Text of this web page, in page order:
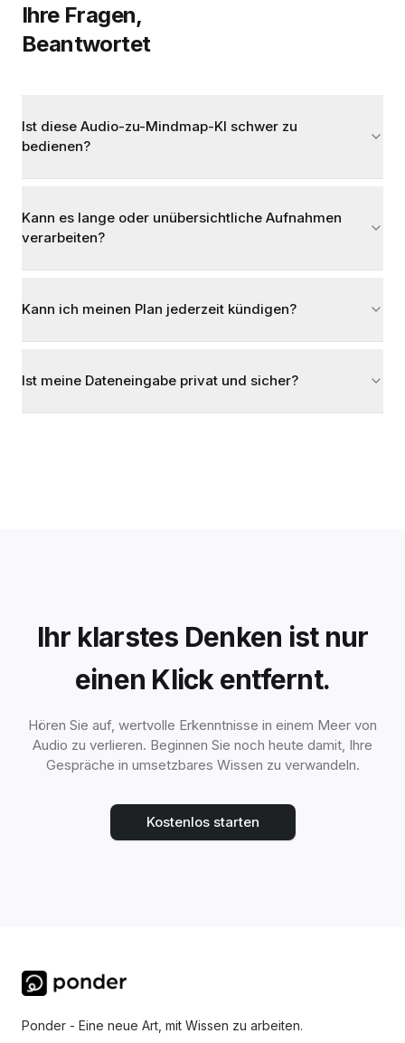
Ihre Fragen,
Beantwortet
Ist diese Audio-zu-Mindmap-KI schwer zu
bedienen?
Kann es lange oder unübersichtliche Aufnahmen
verarbeiten?
Kann ich meinen Plan jederzeit kündigen?
Ist meine Dateneingabe privat und sicher?
Ihr klarstes Denken ist nur
einen Klick entfernt.
Hören Sie auf, wertvolle Erkenntnisse in einem Meer von
Audio zu verlieren. Beginnen Sie noch heute damit, Ihre
Gespräche in umsetzbares Wissen zu verwandeln.
Kostenlos starten
Ponder - Eine neue Art, mit Wissen zu arbeiten.